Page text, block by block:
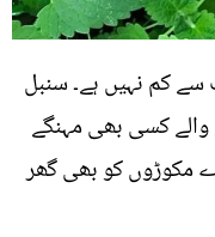
کم نہیں ہے۔ سنبل
والے کسی بھی مہنگے
مکوڑوں کو بھی گھر